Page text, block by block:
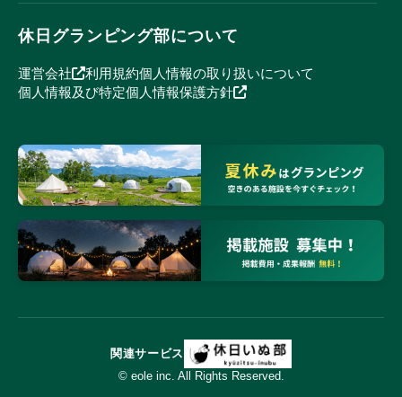
休日グランピング部について
運営会社 利用規約個人情報の取り扱いについて
個人情報及び特定個人情報保護方針
関連サービス
© eole inc. All Rights Reserved.